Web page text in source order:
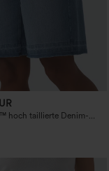
hoch taillierte Denim-
mit Taschen